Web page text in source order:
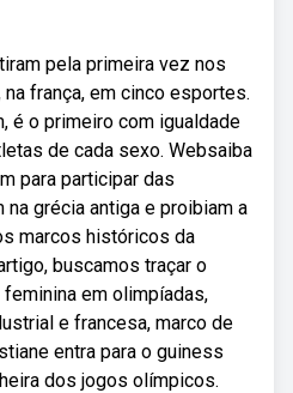
pela primeira vez nos
frança, em cinco esportes.
é o primeiro com igualdade
de cada sexo. Websaiba
para participar das
grécia antiga e proibiam a
marcos históricos da
buscamos traçar o
em olimpíadas,
e francesa, marco de
entra para o guiness
dos jogos olímpicos.